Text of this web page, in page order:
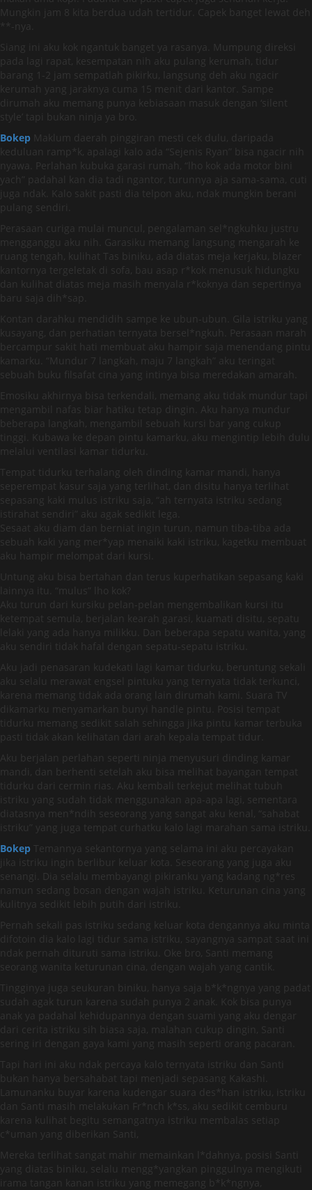
Mungkin jam 8 kita berdua udah tertidur. Capek banget lewat deh
**-nya.
Siang ini aku kok ngantuk banget ya rasanya. Mumpung direksi
pada lagi rapat, kesempatan nih aku pulang kerumah, tidur
barang 1-2 jam sempatlah pikirku, langsung deh aku ngacir
kerumah yang jaraknya cuma 15 menit dari kantor. Sampe
dirumah aku memang punya kebiasaan masuk dengan ‘silent
style’ tapi bukan ninja ya bro.
Bokep Maklum daerah pinggiran mesti cek dulu, daripada
keduluan ramp*k, apalagi kalo ada “Sejenis Ryan” bisa ngacir nih
nyawa. Perlahan kubuka garasi rumah, “lho kok ada motor bini
yach” padahal kan dia tadi ngantor, turunnya aja sama-sama, cuti
juga ndak. Kalo sakit pasti dia telpon aku, ndak mungkin berani
pulang sendiri.
Perasaan curiga mulai muncul, pengalaman sel*ngkuhku justru
mengganggu aku nih. Garasiku memang langsung mengarah ke
ruang tengah, kulihat Tas biniku, ada diatas meja kerjaku, blazer
kantornya tergeletak di sofa, bau asap r*kok menusuk hidungku
dan kulihat diatas meja masih menyala r*koknya dan sepertinya
baru saja dih*sap.
Kontan darahku mendidih sampe ke ubun-ubun. Gila istriku yang
kusayang, dan perhatian ternyata bersel*ngkuh. Perasaan marah
bercampur sakit hati membuat aku hampir saja menendang pintu
kamarku. “Mundur 7 langkah, maju 7 langkah” aku teringat
sebuah buku filsafat cina yang intinya bisa meredakan amarah.
Emosiku akhirnya bisa terkendali, memang aku tidak mundur tapi
mengambil nafas biar hatiku tetap dingin. Aku hanya mundur
beberapa langkah, mengambil sebuah kursi bar yang cukup
tinggi. Kubawa ke depan pintu kamarku, aku mengintip lebih dulu
melalui ventilasi kamar tidurku.
Tempat tidurku terhalang oleh dinding kamar mandi, hanya
seperempat kasur saja yang terlihat, dan disitu hanya terlihat
sepasang kaki mulus istriku saja, “ah ternyata istriku sedang
istirahat sendiri” aku agak sedikit lega.
Sesaat aku diam dan berniat ingin turun, namun tiba-tiba ada
sebuah kaki yang mer*yap menaiki kaki istriku, kagetku membuat
aku hampir melompat dari kursi.
Untung aku bisa bertahan dan terus kuperhatikan sepasang kaki
lainnya itu. “mulus” lho kok?
Aku turun dari kursiku pelan-pelan mengembalikan kursi itu
ketempat semula, berjalan kearah garasi, kuamati disitu, sepatu
lelaki yang ada hanya milikku. Dan beberapa sepatu wanita, yang
aku sendiri tidak hafal dengan sepatu-sepatu istriku.
Aku jadi penasaran kudekati lagi kamar tidurku, beruntung sekali
aku selalu merawat engsel pintuku yang ternyata tidak terkunci,
karena memang tidak ada orang lain dirumah kami. Suara TV
dikamarku menyamarkan bunyi handle pintu. Posisi tempat
tidurku memang sedikit salah sehingga jika pintu kamar terbuka
pasti tidak akan kelihatan dari arah kepala tempat tidur.
Aku berjalan perlahan seperti ninja menyusuri dinding kamar
mandi, dan berhenti setelah aku bisa melihat bayangan tempat
tidurku dari cermin rias. Aku kembali terkejut melihat tubuh
istriku yang sudah tidak menggunakan apa-apa lagi, sementara
diatasnya men*ndih seseorang yang sangat aku kenal, “sahabat
istriku” yang juga tempat curhatku kalo lagi marahan sama istriku.
Bokep Temannya sekantornya yang selama ini aku percayakan
jika istriku ingin berlibur keluar kota. Seseorang yang juga aku
senangi. Dia selalu membayangi pikiranku yang kadang ng*res
namun sedang bosan dengan wajah istriku. Keturunan cina yang
kulitnya sedikit lebih putih dari istriku.
Pernah sekali pas istriku sedang keluar kota dengannya aku minta
difotoin dia kalo lagi tidur sama istriku, sayangnya sampat saat ini
ndak pernah dituruti sama istriku. Oke bro, Santi memang
seorang wanita keturunan cina, dengan wajah yang cantik.
Tingginya juga seukuran biniku, hanya saja b*k*ngnya yang padat
sudah agak turun karena sudah punya 2 anak. Kok bisa punya
anak ya padahal kehidupannya dengan suami yang aku dengar
dari cerita istriku sih biasa saja, malahan cukup dingin, Santi
sering iri dengan gaya kami yang masih seperti orang pacaran.
Tapi hari ini aku ndak percaya kalo ternyata istriku dan Santi
bukan hanya bersahabat tapi menjadi sepasang Kakashi.
Lamunanku buyar karena kudengar suara des*han istriku, istriku
dan Santi masih melakukan Fr*nch k*ss, aku sedikit cemburu
karena kulihat begitu semangatnya istriku membalas setiap
c*uman yang diberikan Santi,
Mereka terlihat sangat mahir memainkan l*dahnya, posisi Santi
yang diatas biniku, selalu mengg*yangkan pinggulnya mengikuti
irama tangan kanan istriku yang memegang b*k*ngnya,